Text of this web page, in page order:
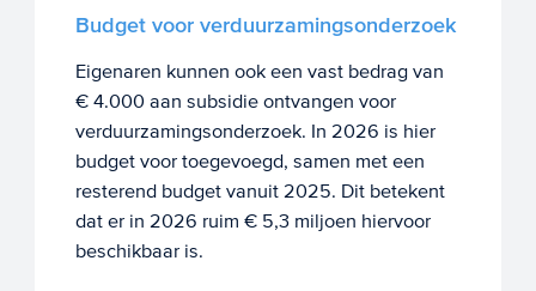
Budget voor verduurzamingsonderzoek
Eigenaren kunnen ook een vast bedrag van
€ 4.000 aan subsidie ontvangen voor
verduurzamingsonderzoek. In 2026 is hier
budget voor toegevoegd, samen met een
resterend budget vanuit 2025. Dit betekent
dat er in 2026 ruim € 5,3 miljoen hiervoor
beschikbaar is.